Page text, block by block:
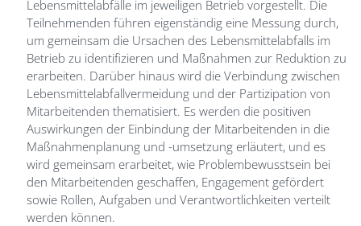
Lebensmittelabfälle im jeweiligen Betrieb vorgestellt. Die
Teilnehmenden führen eigenständig eine Messung durch,
um gemeinsam die Ursachen des Lebensmittelabfalls im
Betrieb zu identifizieren und Maßnahmen zur Reduktion zu
erarbeiten. Darüber hinaus wird die Verbindung zwischen
Lebensmittelabfallvermeidung und der Partizipation von
Mitarbeitenden thematisiert. Es werden die positiven
Auswirkungen der Einbindung der Mitarbeitenden in die
Maßnahmenplanung und -umsetzung erläutert, und es
wird gemeinsam erarbeitet, wie Problembewusstsein bei
den Mitarbeitenden geschaffen, Engagement gefördert
sowie Rollen, Aufgaben und Verantwortlichkeiten verteilt
werden können.